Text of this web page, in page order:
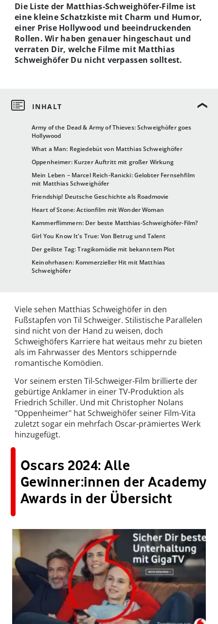
Army of the Dead & Army of Thieves: Schweighöfer goes
Hollywood
What a Man: Regiedebüt von Matthias Schweighöfer
Oppenheimer: Kurzer Auftritt mit großer Wirkung
Mein Leben – Marcel Reich-Ranicki: Gelobter Fernsehfilm
mit Matthias Schweighöfer
Friendship! Deutsche Geschichte als Roadmovie
Heart of Stone: Actionfilm mit Wonder Woman
Kammerflimmern: Der beste Matthias-Schweighöfer-Film?
Girl You Know It's True: Von Betrug und Talent
Der geilste Tag: Tragikomödie mit bekanntem Plot
Keinohrhasen: Kommerzieller Hit mit Matthias
Schweighöfer
Die Liste der Matthias-Schweighöfer-Filme ist
eine kleine Schatzkiste mit Charm und Humor,
einer Prise Hollywood und beeindruckenden
Rollen. Wir haben genauer hingeschaut und
verraten Dir, welche Filme mit Matthias
Schweighöfer Du nicht verpassen solltest.
Viele sehen Matthias Schweighöfer in den
Fußstapfen von Til Schweiger. Stilistische Parallelen
sind nicht von der Hand zu weisen, doch
Schweighöfers Karriere hat weitaus mehr zu bieten
als im Fahrwasser des Mentors schippernde
romantische Komödien.
Vor seinem ersten Til-Schweiger-Film brillierte der
gebürtige Anklamer in einer TV-Produktion als
Friedrich Schiller. Und mit Christopher Nolans
"Oppenheimer" hat Schweighöfer seiner Film-Vita
zuletzt sogar ein mehrfach Oscar-prämiertes Werk
hinzugefügt.
Oscars 2024: Alle
Gewinner:innen der Academy
Awards in der Übersicht